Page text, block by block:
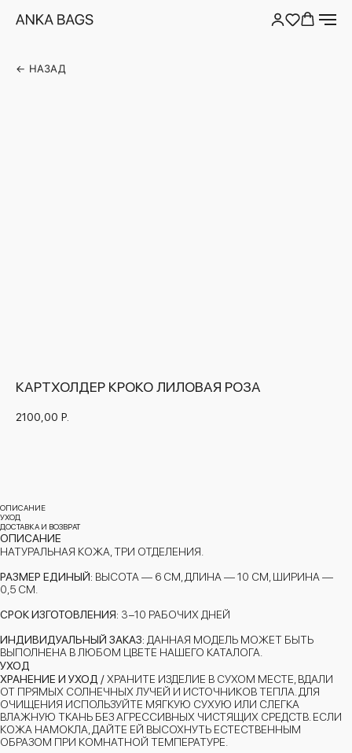
← НАЗАД
КАРТХОЛДЕР КРОКО ЛИЛОВАЯ РОЗА
2100,00 Р.
ОПИСАНИЕ
УХОД
ДОСТАВКА И ВОЗВРАТ
ОПИСАНИЕ
НАТУРАЛЬНАЯ КОЖА, ТРИ ОТДЕЛЕНИЯ.
РАЗМЕР ЕДИНЫЙ: ВЫСОТА — 6 СМ, ДЛИНА — 10 СМ, ШИРИНА —
0,5 СМ.
СРОК ИЗГОТОВЛЕНИЯ: 3−10 РАБОЧИХ ДНЕЙ
ИНДИВИДУАЛЬНЫЙ ЗАКАЗ: ДАННАЯ МОДЕЛЬ МОЖЕТ БЫТЬ
ВЫПОЛНЕНА В ЛЮБОМ ЦВЕТЕ НАШЕГО КАТАЛОГА.
УХОД
ХРАНЕНИЕ И УХОД /ХРАНИТЕ ИЗДЕЛИЕ В СУХОМ МЕСТЕ, ВДАЛИ
ОТ ПРЯМЫХ СОЛНЕЧНЫХ ЛУЧЕЙ И ИСТОЧНИКОВ ТЕПЛА. ДЛЯ
ОЧИЩЕНИЯ ИСПОЛЬЗУЙТЕ МЯГКУЮ СУХУЮ ИЛИ СЛЕГКА
ВЛАЖНУЮ ТКАНЬ БЕЗ АГРЕССИВНЫХ ЧИСТЯЩИХ СРЕДСТВ. ЕСЛИ
КОЖА НАМОКЛА, ДАЙТЕ ЕЙ ВЫСОХНУТЬ ЕСТЕСТВЕННЫМ
ОБРАЗОМ ПРИ КОМНАТНОЙ ТЕМПЕРАТУРЕ.